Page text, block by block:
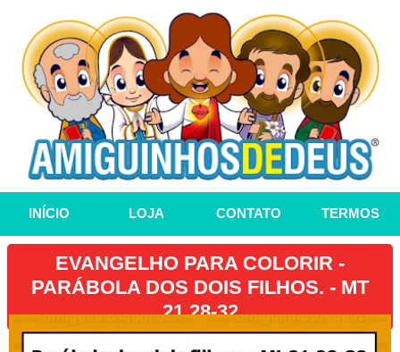
INÍCIO LOJA CONTATO TERMOS
EVANGELHO PARA COLORIR -
PARÁBOLA DOS DOIS FILHOS. - MT
21,28-32